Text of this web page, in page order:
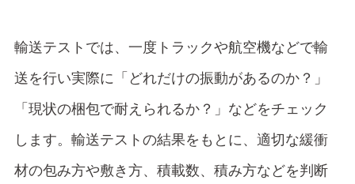
輸送テストでは、一度トラックや航空機などで輸
送を行い実際に「どれだけの振動があるのか？」
「現状の梱包で耐えられるか？」などをチェック
します。輸送テストの結果をもとに、適切な緩衝
材の包み方や敷き方、積載数、積み方などを判断